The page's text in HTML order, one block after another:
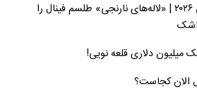
هلند در آستانه جام جهانی ۲۰۲۶ | «لاله‌های نارنجی» طلسم فینال را
اشک
میلیون دلاری قلعه نویی!
الان کجاست؟